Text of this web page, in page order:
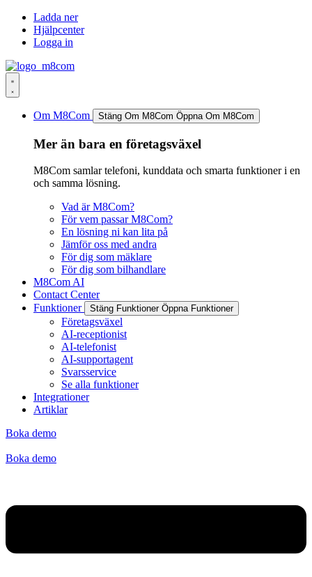
Hoppa
innehåll
Ladda ner
Hjälpcenter
Logga in
Om M8Com Stäng Om M8Com Öppna Om M8Com
Mer än bara en företagsväxel
M8Com samlar telefoni, kunddata och smarta funktioner i en
och samma lösning.
Vad är M8Com?
För vem passar M8Com?
En lösning ni kan lita på
Jämför oss med andra
För dig som mäklare
För dig som bilhandlare
M8Com AI
Contact Center
Funktioner
Stäng Funktioner Öppna Funktioner
Företagsväxel
AI-receptionist
AI-telefonist
AI-supportagent
Svarsservice
Se alla funktioner
Integrationer
Artiklar
Boka demo
Boka demo